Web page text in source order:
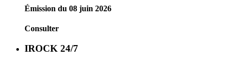
Émission du 08 juin 2026
Consulter
IROCK 24/7